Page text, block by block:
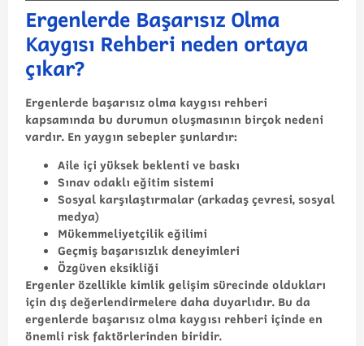
Ergenlerde Başarısız Olma
Kaygısı Rehberi neden ortaya
çıkar?
Ergenlerde başarısız olma kaygısı rehberi
kapsamında bu durumun oluşmasının birçok nedeni
vardır. En yaygın sebepler şunlardır:
Aile içi yüksek beklenti ve baskı
Sınav odaklı eğitim sistemi
Sosyal karşılaştırmalar (arkadaş çevresi, sosyal
medya)
Mükemmeliyetçilik eğilimi
Geçmiş başarısızlık deneyimleri
Özgüven eksikliği
Ergenler özellikle kimlik gelişim sürecinde oldukları
için dış değerlendirmelere daha duyarlıdır. Bu da
ergenlerde başarısız olma kaygısı rehberi içinde en
önemli risk faktörlerinden biridir.